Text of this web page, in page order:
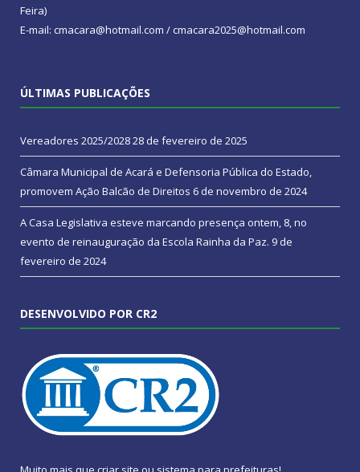
Feira)
E-mail: cmacara@hotmail.com / cmacara2025@hotmail.com
ÚLTIMAS PUBLICAÇÕES
Vereadores 2025/202828 de fevereiro de 2025
Câmara Municipal de Acará e Defensoria Pública do Estado,
promovem Ação Balcão de Direitos 6 de novembro de 2024
A Casa Legislativa esteve marcando presença ontem, 8, no
evento de reinauguração da Escola Rainha da Paz. 9 de
fevereiro de 2024
DESENVOLVIDO POR CR2